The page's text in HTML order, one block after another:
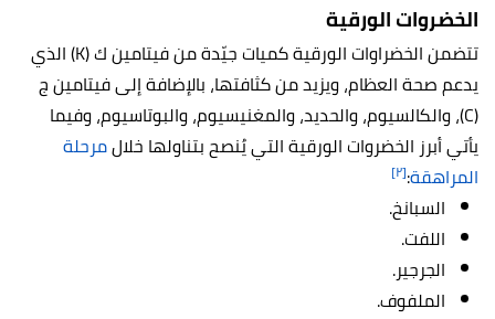
الخضروات الورقية
تتضمن الخضراوات الورقية كميات جيّدة من فيتامين ك (K) الذي
يدعم صحة العظام، ويزيد من كثافتها، بالإضافة إلى فيتامين ج
(C)، والكالسيوم، والحديد، والمغنيسيوم، والبوتاسيوم، وفيما
يأتي أبرز الخضروات الورقية التي يُنصح بتناولها خلالمرحلة
المراهقة:[٢]
السبانخ.
اللفت.
الجرجير.
الملفوف.